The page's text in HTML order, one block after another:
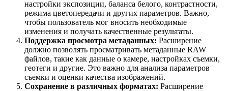
настройки экспозиции, баланса белого, контрастности,
режима цветопередачи и других параметров. Важно,
чтобы пользователь мог вносить необходимые
изменения и получать качественные результаты.
Поддержка просмотра метаданных: Расширение
должно позволять просматривать метаданные RAW
файлов, такие как данные о камере, настройках съемки,
геотеги и другие. Это важно для анализа параметров
съемки и оценки качества изображений.
Сохранение в различных форматах: Расширение